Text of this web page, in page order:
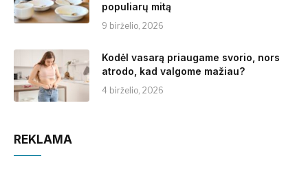
populiarų mitą
9 birželio, 2026
Kodėl vasarą priaugame svorio, nors
atrodo, kad valgome mažiau?
4 birželio, 2026
REKLAMA